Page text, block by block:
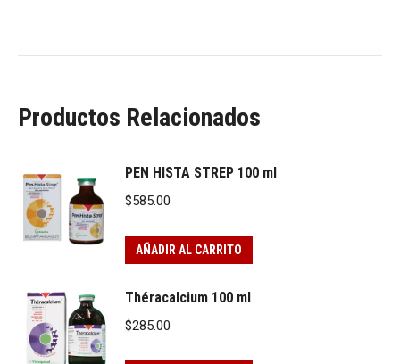
Productos Relacionados
PEN HISTA STREP 100 ml
$585.00
AÑADIR AL CARRITO
Théracalcium 100 ml
$285.00